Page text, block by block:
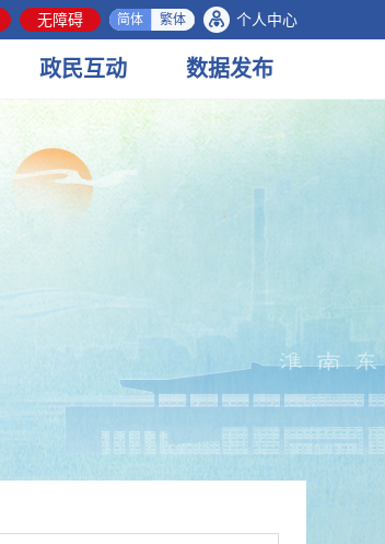
无障碍 简体 繁体 个人中心
政民互动 数据发布